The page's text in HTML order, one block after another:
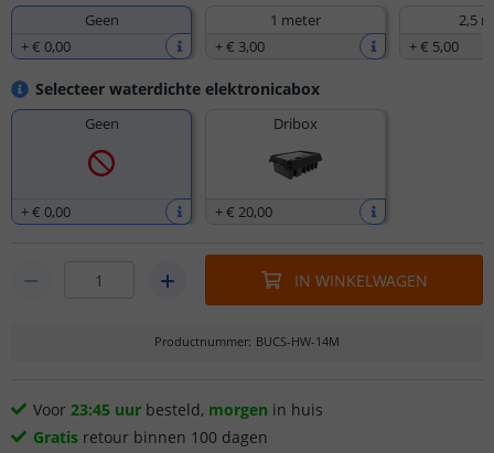
Geen
+€ 0,00
1 meter
+€ 3,00
2,5
+€ 5,00
Selecteer waterdichte elektronicabox
Geen
+€ 0,00
Dribox
+€ 20,00
IN WINKELWAGEN
Productnummer: BUCS-HW-14M
Voor 23:45 uur besteld, morgen in huis
Gratis retour binnen 100 dagen